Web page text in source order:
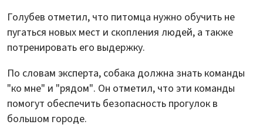
Голубев отметил, что питомца нужно обучить не
пугаться новых мест и скопления людей, а также
потренировать его выдержку.
По словам эксперта, собака должна знать команды
"ко мне" и "рядом". Он отметил, что эти команды
помогут обеспечить безопасность прогулок в
большом городе.